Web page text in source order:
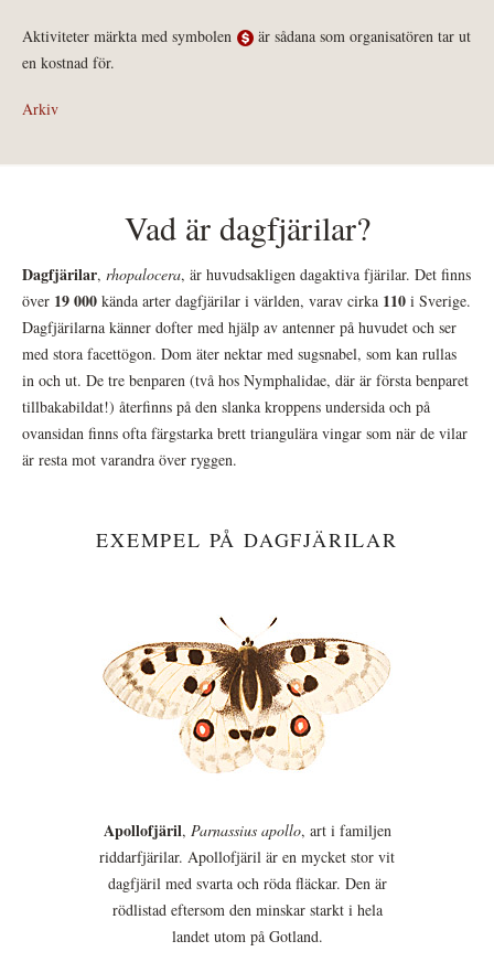
Aktiviteter märkta med symbolen
är sådana som organisatören tar ut
en kostnad för.
Arkiv
Vad är dagfjärilar?
Dagfjärilar, rhopalocera, är huvudsakligen dagaktiva fjärilar. Det finns
över 19 000 kända arter dagfjärilar i världen, varav cirka 110 i Sverige.
Dagfjärilarna känner dofter med hjälp av antenner på huvudet och ser
med stora facettögon. Dom äter nektar med sugsnabel, som kan rullas
in och ut. De tre benparen (två hos Nymphalidae, där är första benparet
tillbakabildat!) återfinns på den slanka kroppens undersida och på
ovansidan finns ofta färgstarka brett triangulära vingar som när de vilar
är resta mot varandra över ryggen.
EXEMPEL PÅ DAGFJÄRILAR
Apollofjäril, Parnassius apollo, art i familjen
riddarfjärilar. Apollofjäril är en mycket stor vit
dagfjäril med svarta och röda fläckar. Den är
rödlistad eftersom den minskar starkt i hela
landet utom på Gotland.